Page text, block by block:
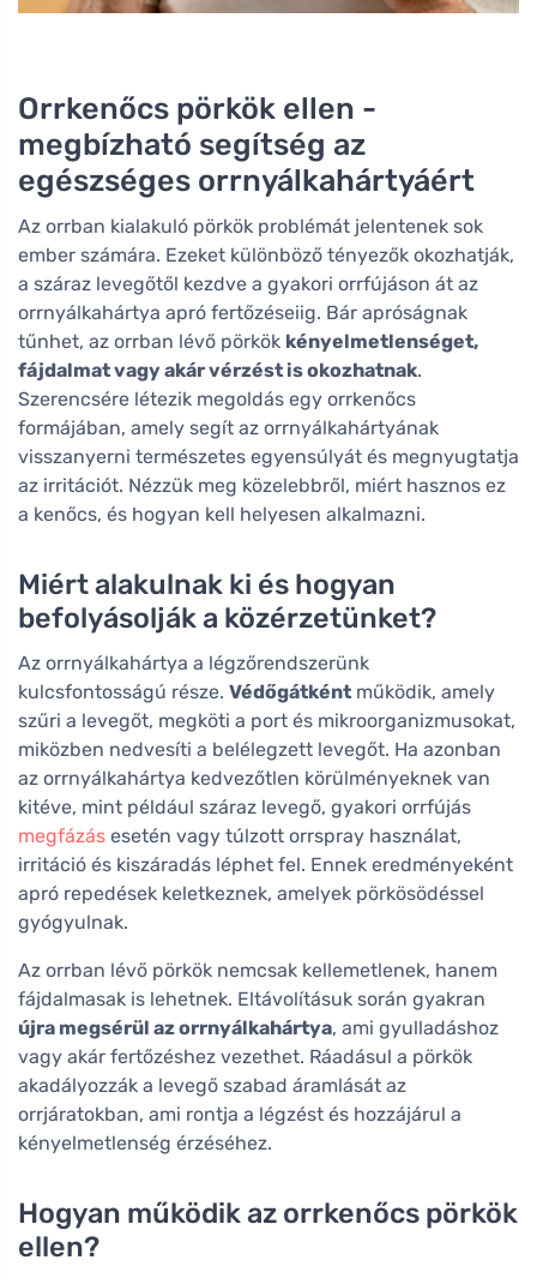
Orrkenőcs pörkök ellen -
megbízható segítség az
egészséges orrnyálkahártyáért
Az orrban kialakuló pörkök problémát jelentenek sok
ember számára. Ezeket különböző tényezők okozhatják,
a száraz levegőtől kezdve a gyakori orrfújáson át az
orrnyálkahártya apró fertőzéseiig. Bár apróságnak
tűnhet, az orrban lévő pörkök kényelmetlenséget,
fájdalmat vagy akár vérzést is okozhatnak.
Szerencsére létezik megoldás egy orrkenőcs
formájában, amely segít az orrnyálkahártyának
visszanyerni természetes egyensúlyát és megnyugtatja
az irritációt. Nézzük meg közelebbről, miért hasznos ez
a kenőcs, és hogyan kell helyesen alkalmazni.
Miért alakulnak ki és hogyan
befolyásolják a közérzetünket?
Az orrnyálkahártya a légzőrendszerünk
kulcsfontosságú része. Védőgátként működik, amely
szűri a levegőt, megköti a port és mikroorganizmusokat,
miközben nedvesíti a belélegzett levegőt. Ha azonban
az orrnyálkahártya kedvezőtlen körülményeknek van
kitéve, mint például száraz levegő, gyakori orrfújás
megfázás esetén vagy túlzott orrspray használat,
irritáció és kiszáradás léphet fel. Ennek eredményeként
apró repedések keletkeznek, amelyek pörkösödéssel
gyógyulnak.
Az orrban lévő pörkök nemcsak kellemetlenek, hanem
fájdalmasak is lehetnek. Eltávolításuk során gyakran
újra megsérül az orrnyálkahártya, ami gyulladáshoz
vagy akár fertőzéshez vezethet. Ráadásul a pörkök
akadályozzák a levegő szabad áramlását az
orrjáratokban, ami rontja a légzést és hozzájárul a
kényelmetlenség érzéséhez.
Hogyan működik az orrkenőcs pörkök
ellen?